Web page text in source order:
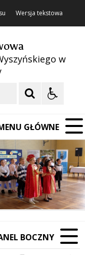
Wersja tekstowa
w
GŁÓWNE
BOCZNY